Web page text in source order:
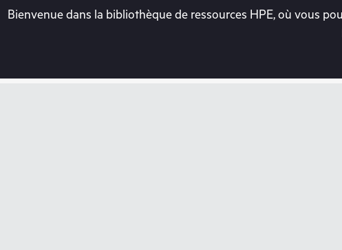
Bienvenue dans la bibliothèque de ressources HPE, où vous